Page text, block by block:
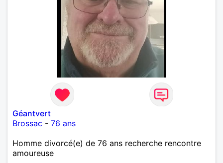
Géantvert
Brossac - 76 ans
Homme divorcé(e) de 76 ans recherche rencontre
amoureuse